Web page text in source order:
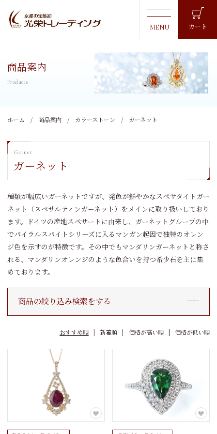
カート
商品案内
ホーム 商品案内 カラーストーン ガーネット
ガーネット
種類が幅広いガーネットですが、発色が鮮やかなスペサタイトガー
ネット（スペサルティンガーネット）をメインに取り扱いしており
ます。ドイツの産地スペサートに由来し、ガーネットグループの中
でパイラルスパイトシリーズに入るマンガン起因で独特のオレン
ジ色を示すのが特徴です。その中でもマンダリンガーネットと称さ
れる、マンダリンオレンジのような色合いを持つ希少石を主に集
めております。
商品の絞り込み検索をする
おすすめ順 新着順 価格が高い順 価格が低い順